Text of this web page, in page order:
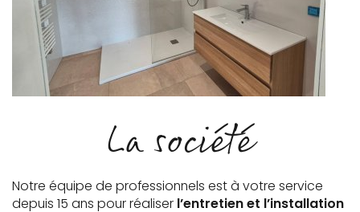
La société
Notre équipe de professionnels est à votre service
depuis 15 ans pour réaliser l’entretien et l’installation